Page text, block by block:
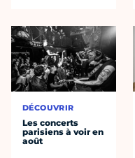
DÉCOUVRIR
Les concerts
parisiens à voir en
août